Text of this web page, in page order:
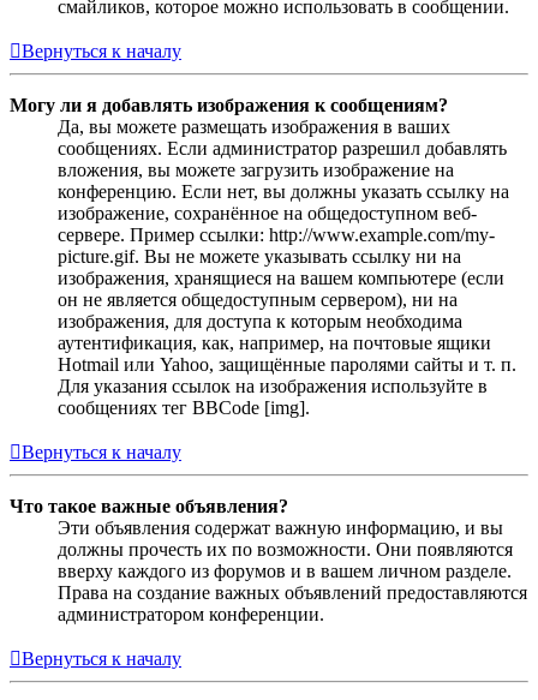
смайликов, которое можно использовать в сообщении.
Вернуться к началу
Могу ли я добавлять изображения к сообщениям?
Да, вы можете размещать изображения в ваших
сообщениях. Если администратор разрешил добавлять
вложения, вы можете загрузить изображение на
конференцию. Если нет, вы должны указать ссылку на
изображение, сохранённое на общедоступном веб-
сервере. Пример ссылки: http://www.example.com/my-
picture.gif. Вы не можете указывать ссылку ни на
изображения, хранящиеся на вашем компьютере (если
он не является общедоступным сервером), ни на
изображения, для доступа к которым необходима
аутентификация, как, например, на почтовые ящики
Hotmail или Yahoo, защищённые паролями сайты и т. п.
Для указания ссылок на изображения используйте в
сообщениях тег BBCode [img].
Вернуться к началу
Что такое важные объявления?
Эти объявления содержат важную информацию, и вы
должны прочесть их по возможности. Они появляются
вверху каждого из форумов и в вашем личном разделе.
Права на создание важных объявлений предоставляются
администратором конференции.
Вернуться к началу